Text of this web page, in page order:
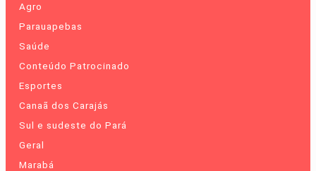
Agro
Parauapebas
Saúde
Conteúdo Patrocinado
Esportes
Canaã dos Carajás
Sul e sudeste do Pará
Geral
Marabá